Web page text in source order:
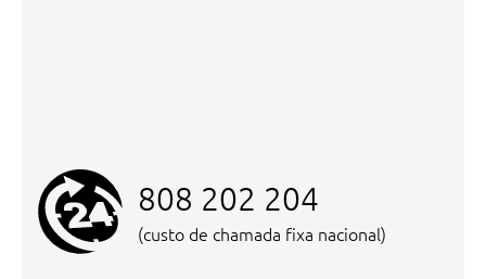
808 202 204
(custo de chamada fixa nacional)